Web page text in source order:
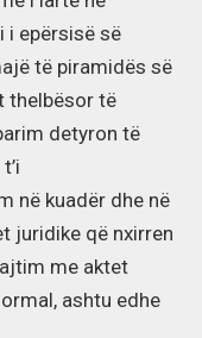
i epërsisë së
të piramidës së
thelbësor të
detyron të
në kuadër dhe në
juridike që nxirren
me aktet
ashtu edhe